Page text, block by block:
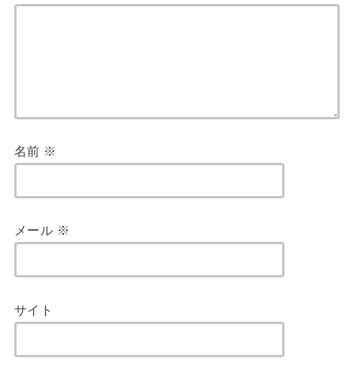
名前 ※
メール ※
サイト